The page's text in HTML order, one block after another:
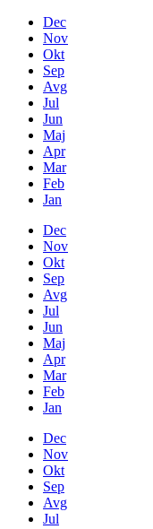
Dec
Nov
Okt
Sep
Avg
Jul
Jun
Maj
Apr
Mar
Feb
Jan
Dec
Nov
Okt
Sep
Avg
Jul
Jun
Maj
Apr
Mar
Feb
Jan
Dec
Nov
Okt
Sep
Avg
Jul